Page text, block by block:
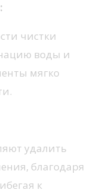
чистки
воды и
мягко
удалить
благодаря
к